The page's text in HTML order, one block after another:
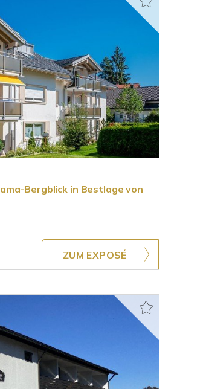
Bergblick in Bestlage von
ZUM EXPOSÉ